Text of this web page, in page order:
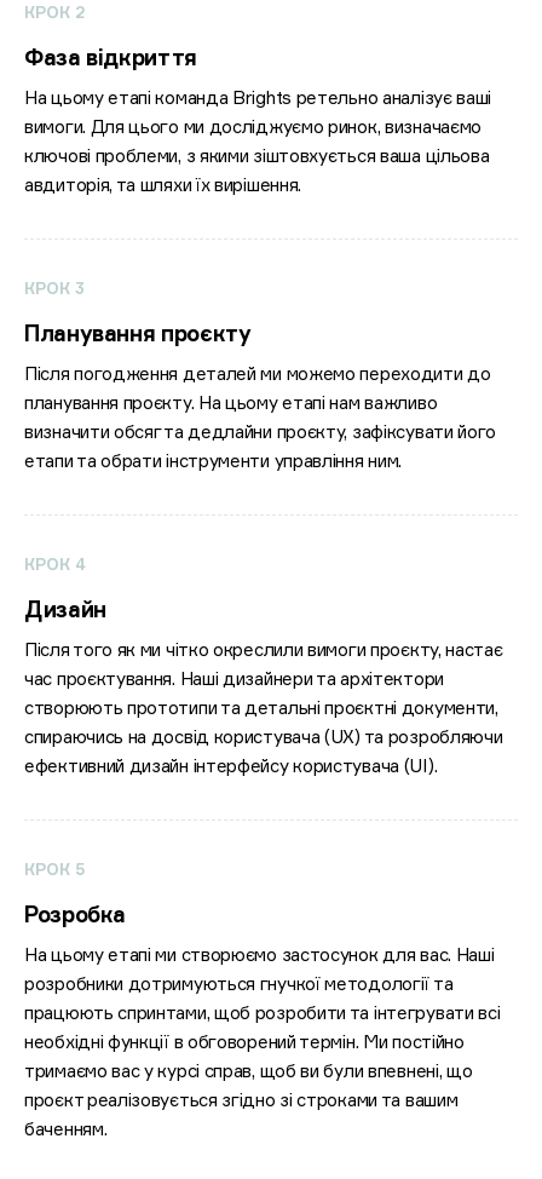
КРОК 2
Фаза відкриття
На цьому етапі команда Brights ретельно аналізує ваші
вимоги. Для цього ми досліджуємо ринок, визначаємо
ключові проблеми, з якими зіштовхується ваша цільова
авдиторія, та шляхи їх вирішення.
КРОК 3
Планування проєкту
Після погодження деталей ми можемо переходити до
планування проєкту. На цьому етапі нам важливо
визначити обсяг та дедлайни проєкту, зафіксувати його
етапи та обрати інструменти управління ним.
КРОК 4
Дизайн
Після того як ми чітко окреслили вимоги проєкту, настає
час проєктування. Наші дизайнери та архітектори
створюють прототипи та детальні проєктні документи,
спираючись на досвід користувача (UX) та розробляючи
ефективний дизайн інтерфейсу користувача (UI).
КРОК 5
Розробка
На цьому етапі ми створюємо застосунок для вас. Наші
розробники дотримуються гнучкої методології та
працюють спринтами, щоб розробити та інтегрувати всі
необхідні функції в обговорений термін. Ми постійно
тримаємо вас у курсі справ, щоб ви були впевнені, що
проєкт реалізовується згідно зі строками та вашим
баченням.